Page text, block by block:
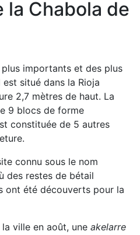
la Chabola de
importants et des plus
situé dans la Rioja
2,7 mètres de haut. La
9 blocs de forme
constituée de 5 autres
connu sous le nom
des restes de bétail
ont été découverts pour la
ville en août, une akelarre